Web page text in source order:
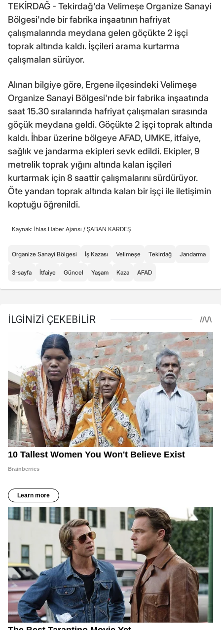
TEKİRDAĞ - Tekirdağ'da Velimeşe Organize Sanayi
Bölgesi'nde bir fabrika inşaatının hafriyat
çalışmalarında meydana gelen göçükte 2 işçi
toprak altında kaldı. İşçileri arama kurtarma
çalışmaları sürüyor.
Alınan bilgiye göre, Ergene ilçesindeki Velimeşe
Organize Sanayi Bölgesi'nde bir fabrika inşaatında
saat 15.30 sıralarında hafriyat çalışmaları sırasında
göçük meydana geldi. Göçükte 2 işçi toprak altında
kaldı. İhbar üzerine bölgeye AFAD, UMKE, itfaiye,
sağlık ve jandarma ekipleri sevk edildi. Ekipler, 9
metrelik toprak yığını altında kalan işçileri
kurtarmak için 8 saattir çalışmalarını sürdürüyor.
Öte yandan toprak altında kalan bir işçi ile iletişimin
koptuğu öğrenildi.
Kaynak: İhlas Haber Ajansı / ŞABAN KARDEŞ
Organize Sanayi Bölgesi İş Kazası Velimeşe Tekirdağ Jandarma
3-sayfa İtfaiye Güncel Yaşam Kaza AFAD